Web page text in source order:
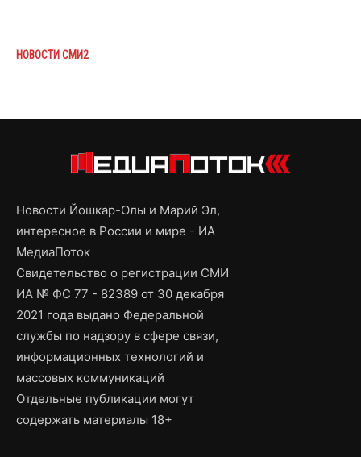
НОВОСТИ СМИ2
Новости Йошкар-Олы и Марий Эл,
интересное в России и мире - ИА
МедиаПоток
Свидетельство о регистрации СМИ
ИА № ФС 77 - 82389 от 30 декабря
2021 года выдано Федеральной
службы по надзору в сфере связи,
информационных технологий и
массовых коммуникаций
Отдельные публикации могут
содержать материалы 18+